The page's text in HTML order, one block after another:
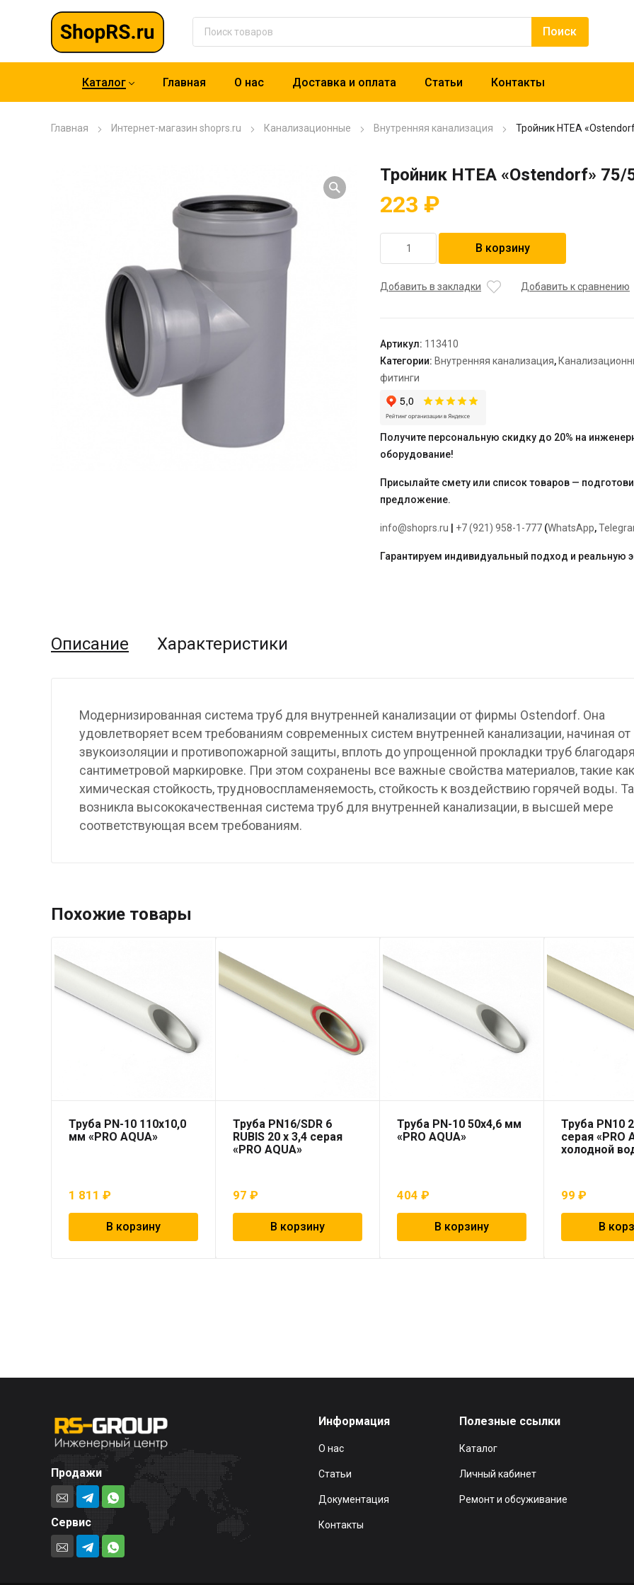
Каталог Главная О нас Доставка и оплата Статьи Контакты
Главная Интернет-магазин shoprs.ru Канализационные Внутренняя канализация Тройник HTEA
Тройник HTEA «Ostendorf» 75/
223 ₽
товара
HTEA
В корзину
Добавить в закладки Добавить к сравнению
Артикул: 113410
Категории: Внутренняя канализация,
фитинги
Получите персональную скидку до 20% на
оборудование!
Присылайте смету или список товаров —
предложение.
info@shoprs.ru +7 (921) 958-1-777 (WhatsApp,
Гарантируем индивидуальный подход и реальную
Описание Характеристики
Модернизированная система труб для внутренней канализации от фирмы Ostendorf. Она
удовлетворяет всем требованиям современных систем внутренней канализации, начиная от
звукоизоляции и противопожарной защиты, вплоть до упрощенной прокладки труб благодаря
сантиметровой маркировке. При этом сохранены все важные свойства материалов, такие как
химическая стойкость, трудновоспламеняемость, стойкость к воздействию горячей воды.
возникла высококачественная система труб для внутренней канализации, в высшей мере
соответствующая всем требованиям.
Похожие товары
Труба PN-10 110х10,0
мм «PRO AQUA»
1 811 ₽
В корзину
Труба PN16/SDR 6
RUBIS 20 x 3,4 серая
«PRO AQUA»
97₽
В корзину
Труба PN-10 50х4,6 мм
«PRO AQUA»
404₽
В корзину
Труба PN10
серая «PRO
холодной
99₽
В
Продажи
Сервис
Информация
О нас
Статьи
Документация
Контакты
Полезные ссылки
Каталог
Личный кабинет
Ремонт и обсуживание